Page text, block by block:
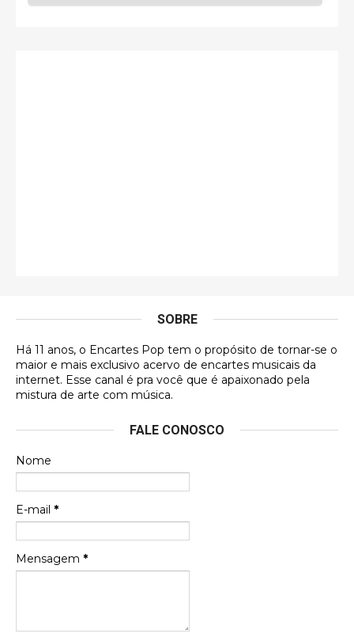
DVD MIDINHO
Francierton
futuras aquisições, e olhando o encarte aqui, me
Francierton
Espero que tenham sentido minha falta, informo
que estou de volta para trazer mais contribuições
SOBRE
Há 11 anos, o Encartes Pop tem o propósito de tornar-se o
maior e mais exclusivo acervo de encartes musicais da
internet. Esse canal é pra você que é apaixonado pela
mistura de arte com música.
FALE CONOSCO
Nome
E-mail *
Mensagem *